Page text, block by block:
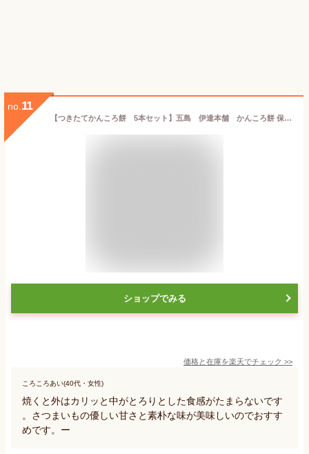
no. 11
【つきたてかんころ餅 5本セット】五島 伊達本舗 かんころ餅 保存食 おやつ お菓子 さつまいも 無添加 自然派 餅菓子 干し芋 和菓子 懐かしい味 長崎郷土菓子 スイーツ 敬老の日 御歳暮 御中元 プレゼント 芋 芋餅
ショップでみる
価格と在庫を楽天でチェック >>
ころころあい(40代・女性)
焼くと外はカリッと中がとろりとした食感がたまらないです
。さつまいもの優しい甘さと素朴な味が美味しいのでおすす
めです。ー